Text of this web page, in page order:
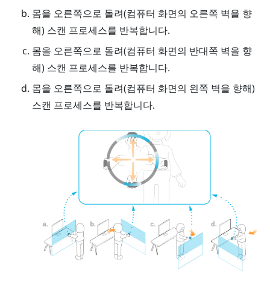
몸을 오른쪽으로 돌려(컴퓨터 화면의 오른쪽 벽을 향
해) 스캔 프로세스를 반복합니다.
몸을 오른쪽으로 돌려(컴퓨터 화면의 반대쪽 벽을 향
해) 스캔 프로세스를 반복합니다.
몸을 오른쪽으로 돌려(컴퓨터 화면의 왼쪽 벽을 향해)
스캔 프로세스를 반복합니다.